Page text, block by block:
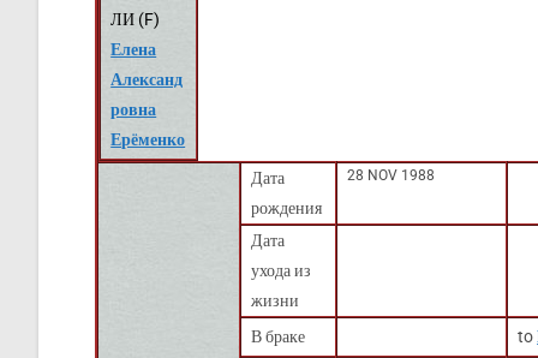
ЛИ (F)
Елена
Александ
ровна
Ерёменко
Дата
рождения
28 NOV 1988
Дата
ухода из
жизни
В браке
to